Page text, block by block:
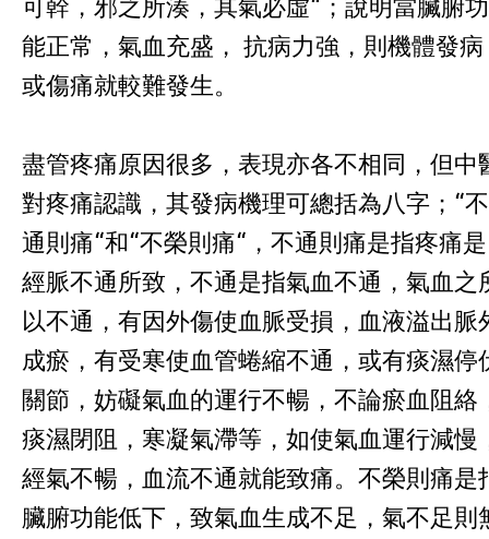
可幹，邪之所湊，其氣必虛“；說明當臟腑功
能正常，氣血充盛， 抗病力強，則機體發病
或傷痛就較難發生。
盡管疼痛原因很多，表現亦各不相同，但中
對疼痛認識，其發病機理可總括為八字；“不
通則痛“和“不榮則痛“，不通則痛是指疼痛是
經脈不通所致，不通是指氣血不通，氣血之
以不通，有因外傷使血脈受損，血液溢出脈
成瘀，有受寒使血管蜷縮不通，或有痰濕停
關節，妨礙氣血的運行不暢，不論瘀血阻絡
痰濕閉阻，寒凝氣滯等，如使氣血運行減慢
經氣不暢，血流不通就能致痛。不榮則痛是
臟腑功能低下，致氣血生成不足，氣不足則